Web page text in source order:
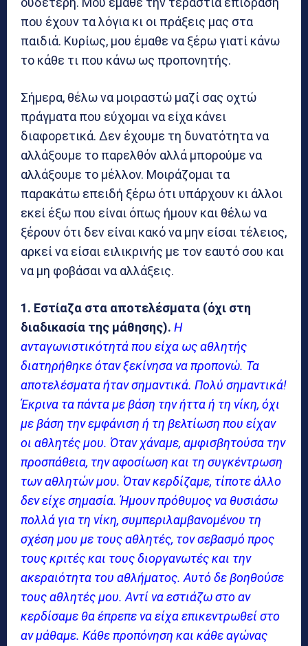
που έχουν τα λόγια κι οι πράξεις μας στα
παιδιά. Κυρίως, μου έμαθε να ξέρω γιατί κάνω
το κάθε τι που κάνω ως προπονητής.
Σήμερα, θέλω να μοιραστώ μαζί σας οχτώ
πράγματα που εύχομαι να είχα κάνει
διαφορετικά. Δεν έχουμε τη δυνατότητα να
αλλάξουμε το παρελθόν αλλά μπορούμε να
αλλάξουμε το μέλλον. Μοιράζομαι τα
παρακάτω επειδή ξέρω ότι υπάρχουν κι άλλοι
εκεί έξω που είναι όπως ήμουν και θέλω να
ξέρουν ότι δεν είναι κακό να μην είσαι τέλειος,
αρκεί να είσαι ειλικρινής με τον εαυτό σου και
να μη φοβάσαι να αλλάξεις.
1. Εστίαζα στα αποτελέσματα (όχι στη
διαδικασία της μάθησης). Η
ανταγωνιστικότητά που είχα ως αθλητής
διατηρήθηκε όταν ξεκίνησα να προπονώ. Τα
αποτελέσματα ήταν σημαντικά. Πολύ σημαντικά!
Έκρινα τα πάντα με βάση την ήττα ή τη νίκη, όχι
με βάση την εμφάνιση ή τη βελτίωση που είχαν
οι αθλητές μου. Όταν χάναμε, αμφισβητούσα την
προσπάθεια, την αφοσίωση και τη συγκέντρωση
των αθλητών μου. Όταν κερδίζαμε, τίποτε άλλο
δεν είχε σημασία. Ήμουν πρόθυμος να θυσιάσω
πολλά για τη νίκη, συμπεριλαμβανομένου τη
σχέση μου με τους αθλητές, τον σεβασμό προς
τους κριτές και τους διοργανωτές και την
ακεραιότητα του αθλήματος. Αυτό δε βοηθούσε
τους αθλητές μου. Αντί να εστιάζω στο αν
κερδίσαμε θα έπρεπε να είχα επικεντρωθεί στο
αν μάθαμε. Κάθε προπόνηση και κάθε αγώνας